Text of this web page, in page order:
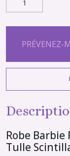
PRÉVENEZ-
Robe Barbie
Tulle